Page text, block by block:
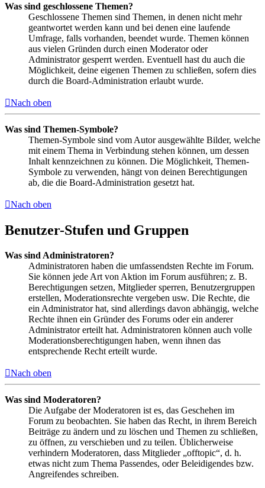
Was sind geschlossene Themen?
Geschlossene Themen sind Themen, in denen nicht mehr
geantwortet werden kann und bei denen eine laufende
Umfrage, falls vorhanden, beendet wurde. Themen können
aus vielen Gründen durch einen Moderator oder
Administrator gesperrt werden. Eventuell hast du auch die
Möglichkeit, deine eigenen Themen zu schließen, sofern dies
durch die Board-Administration erlaubt wurde.
Nach oben
Was sind Themen-Symbole?
Themen-Symbole sind vom Autor ausgewählte Bilder, welche
mit einem Thema in Verbindung stehen können, um dessen
Inhalt kennzeichnen zu können. Die Möglichkeit, Themen-
Symbole zu verwenden, hängt von deinen Berechtigungen
ab, die die Board-Administration gesetzt hat.
Nach oben
Benutzer-Stufen und Gruppen
Was sind Administratoren?
Administratoren haben die umfassendsten Rechte im Forum.
Sie können jede Art von Aktion im Forum ausführen; z. B.
Berechtigungen setzen, Mitglieder sperren, Benutzergruppen
erstellen, Moderationsrechte vergeben usw. Die Rechte, die
ein Administrator hat, sind allerdings davon abhängig, welche
Rechte ihnen ein Gründer des Forums oder ein anderer
Administrator erteilt hat. Administratoren können auch volle
Moderationsberechtigungen haben, wenn ihnen das
entsprechende Recht erteilt wurde.
Nach oben
Was sind Moderatoren?
Die Aufgabe der Moderatoren ist es, das Geschehen im
Forum zu beobachten. Sie haben das Recht, in ihrem Bereich
Beiträge zu ändern und zu löschen und Themen zu schließen,
zu öffnen, zu verschieben und zu teilen. Üblicherweise
verhindern Moderatoren, dass Mitglieder „offtopic“, d. h.
etwas nicht zum Thema Passendes, oder Beleidigendes bzw.
Angreifendes schreiben.